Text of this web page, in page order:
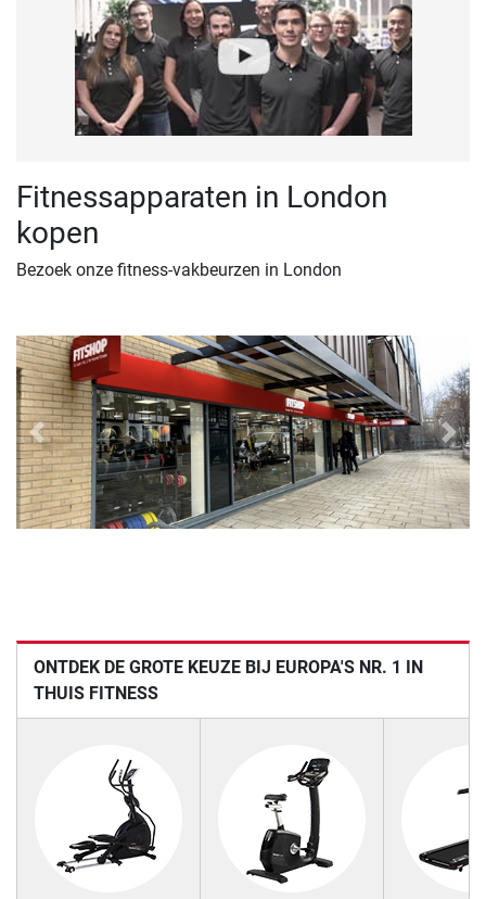
Fitnessapparaten in London
kopen
Bezoek onze fitness-vakbeurzen in London
Previous Next
ONTDEK DE GROTE KEUZE BIJ EUROPA'S NR. 1 IN
THUIS FITNESS